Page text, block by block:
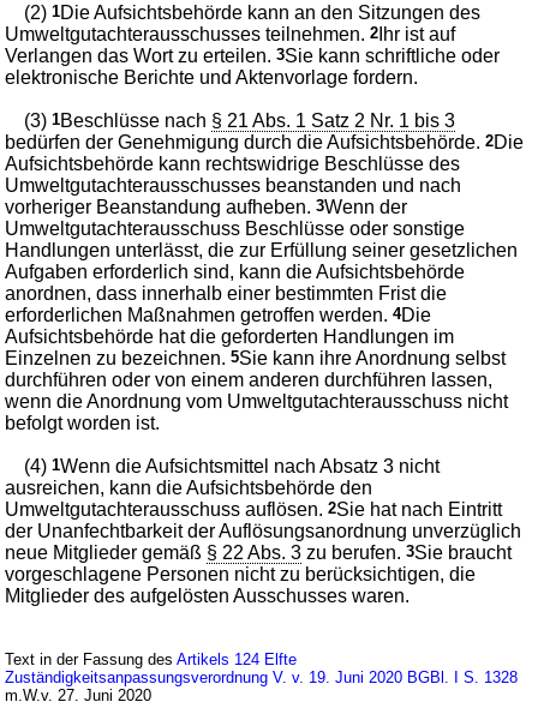
(2)1Die Aufsichtsbehörde kann an den Sitzungen des
Umweltgutachterausschusses teilnehmen.2 Ihr ist auf
Verlangen das Wort zu erteilen.3Sie kann schriftliche oder
elektronische Berichte und Aktenvorlage fordern.
(3)1Beschlüsse nach § 21 Abs. 1 Satz 2 Nr. 1 bis 3
bedürfen der Genehmigung durch die Aufsichtsbehörde.2Die
Aufsichtsbehörde kann rechtswidrige Beschlüsse des
Umweltgutachterausschusses beanstanden und nach
vorheriger Beanstandung aufheben.3Wenn der
Umweltgutachterausschuss Beschlüsse oder sonstige
Handlungen unterlässt, die zur Erfüllung seiner gesetzlichen
Aufgaben erforderlich sind, kann die Aufsichtsbehörde
anordnen, dass innerhalb einer bestimmten Frist die
erforderlichen Maßnahmen getroffen werden.4Die
Aufsichtsbehörde hat die geforderten Handlungen im
Einzelnen zu bezeichnen.5Sie kann ihre Anordnung selbst
durchführen oder von einem anderen durchführen lassen,
wenn die Anordnung vom Umweltgutachterausschuss nicht
befolgt worden ist.
(4)1Wenn die Aufsichtsmittel nach Absatz 3 nicht
ausreichen, kann die Aufsichtsbehörde den
Umweltgutachterausschuss auflösen.2Sie hat nach Eintritt
der Unanfechtbarkeit der Auflösungsanordnung unverzüglich
neue Mitglieder gemäß § 22 Abs. 3 zu berufen.3Sie braucht
vorgeschlagene Personen nicht zu berücksichtigen, die
Mitglieder des aufgelösten Ausschusses waren.
Text in der Fassung desArtikels 124 Elfte
Zuständigkeitsanpassungsverordnung V. v. 19. Juni 2020 BGBl. I S. 1328
m.W.v. 27. Juni 2020